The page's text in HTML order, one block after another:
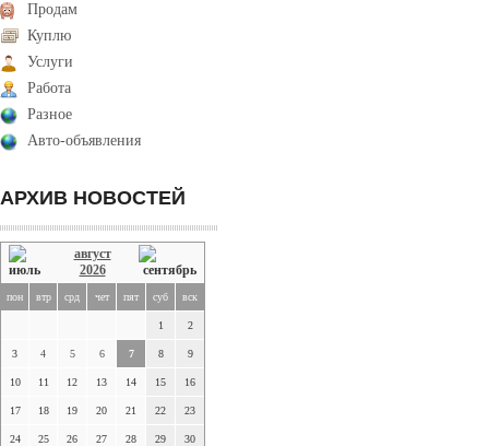
Продам
Куплю
Услуги
Работа
Разное
Авто-объявления
АРХИВ НОВОСТЕЙ
август
2026
пон втр срд чет пят суб вск
1 2
3 4 5 6 7 8 9
10 11 12 13 14 15 16
17 18 19 20 21 22 23
24 25 26 27 28 29 30